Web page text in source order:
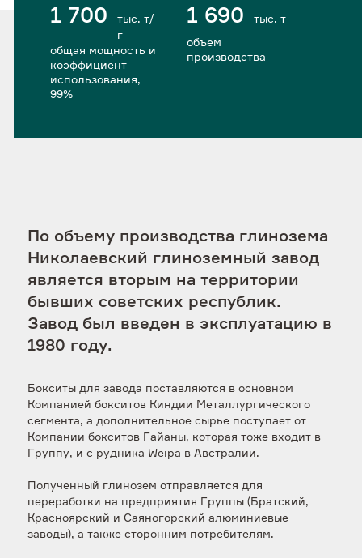
Пресс-центр
Контакты
1 700
тыс. т/
г
общая мощность и
коэффициент
использования,
99%
1 690 тыс. т
объем
производства
По объему производства глинозема
Николаевский глиноземный завод
является вторым на территории
бывших советских республик.
Завод был введен в эксплуатацию в
1980 году.
Бокситы для завода поставляются в основном
Компанией бокситов Киндии Металлургического
сегмента, а дополнительное сырье поступает от
Компании бокситов Гайаны, которая тоже входит в
Группу, и с рудника Weipa в Австралии.
Полученный глинозем отправляется для
переработки на предприятия Группы (Братский,
Красноярский и Саяногорский алюминиевые
заводы), а также сторонним потребителям.